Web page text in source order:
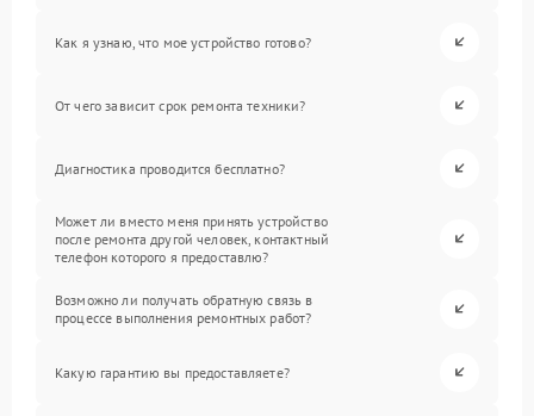
Как я узнаю, что мое устройство готово?
От чего зависит срок ремонта техники?
Диагностика проводится бесплатно?
Может ли вместо меня принять устройство
после ремонта другой человек, контактный
телефон которого я предоставлю?
Возможно ли получать обратную связь в
процессе выполнения ремонтных работ?
Какую гарантию вы предоставляете?